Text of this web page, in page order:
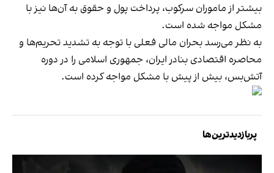
بیشتر از ماموران سرکوب، پرداخت پول و حقوق به آن‌ها نیز با
مشکل مواجه شده است.
به نظر می‌رسد بحران مالی فعلی با توجه به تشدید تحریم‌ها و
محاصره اقتصادی بنادر ایران، جمهوری اسلامی را در دوره
آتش‌بس، بیش از پیش با مشکل مواجه کرده است.
پربازدیدترین‌ها